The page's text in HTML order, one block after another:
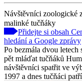
Návštěvníci zoologické
malinké tučňáky
Přidejte si obsah
hledání a Google zprávy
Po bezmála dvou
pět mláďat tučňáků
návštěvníci spatřit ve
1997 a dnes tučňáci